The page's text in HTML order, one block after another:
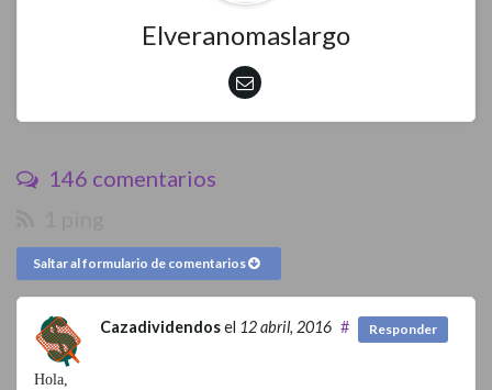
Elveranomaslargo
146 comentarios
Saltar al formulario de comentarios
Cazadividendosel 12 abril, 2016 # Responder
Hola,